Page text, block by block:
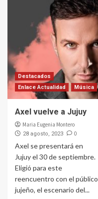
Destacados
Enlace Actualidad
Música
Axel vuelve a Jujuy
Maria Eugenia Montero
28 agosto, 2023 0
Axel se presentará en
Jujuy el 30 de septiembre.
Eligió para este
reencuentro con el público
jujeño, el escenario del...